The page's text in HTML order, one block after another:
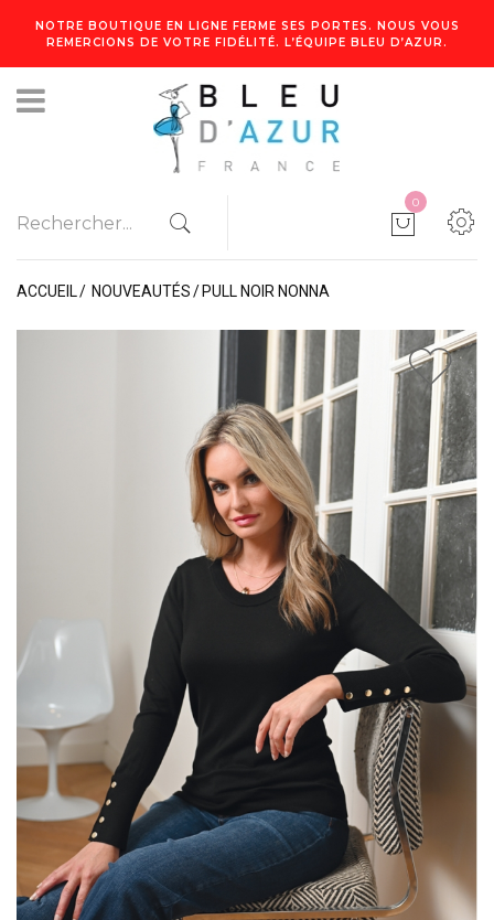
NOTRE BOUTIQUE EN LIGNE FERME SES PORTES. NOUS VOUS
REMERCIONS DE VOTRE FIDÉLITÉ. L’ÉQUIPE BLEU D’AZUR.
0
ACCUEIL NOUVEAUTÉS PULL NOIR NONNA